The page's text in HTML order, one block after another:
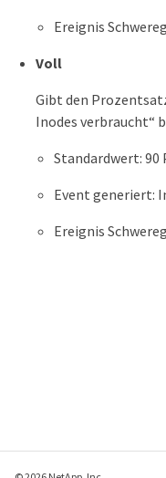
Ereignis
Voll
Gibt den
Inodes verbraucht“
Standardwert: 90
Event generiert:
Ereignis